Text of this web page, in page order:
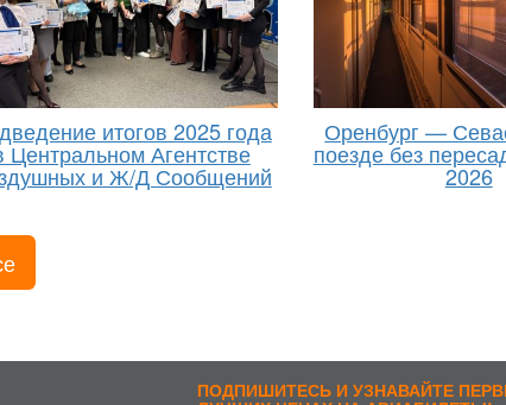
итогов 2025 года
Центральном Агентстве
и Ж/Д Сообщений
Оренбург —
поезде без
2026
ПОДПИШИТЕСЬ И УЗНАВАЙТЕ